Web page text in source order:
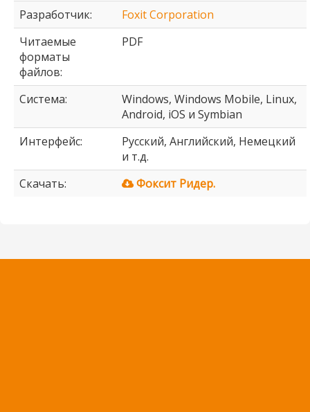
Разработчик:
Foxit Corporation
Читаемые
форматы
файлов:
PDF
Система:
Windows, Windows Mobile, Linux,
Android, iOS и Symbian
Интерфейс:
Русский, Английский, Немецкий
и т.д.
Скачать:
Фоксит Ридер.